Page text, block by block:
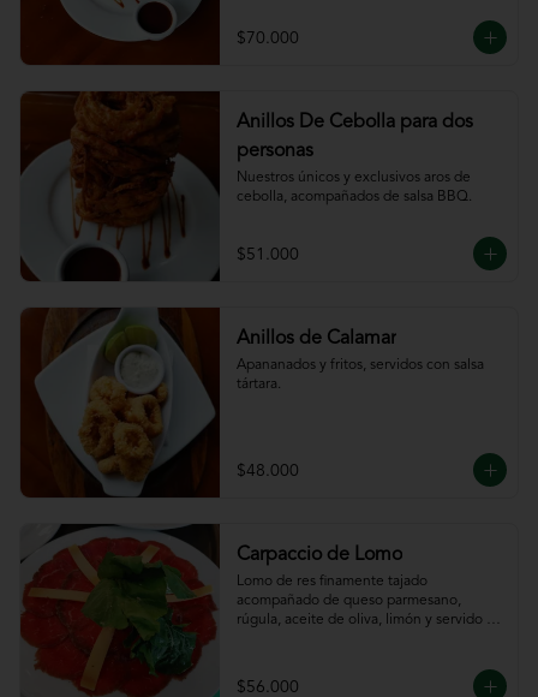
$70.000
Anillos De Cebolla para dos
personas
Nuestros únicos y exclusivos aros de
cebolla, acompañados de salsa BBQ.
$51.000
Anillos de Calamar
Apananados y fritos, servidos con salsa
tártara.
$48.000
Carpaccio de Lomo
Lomo de res finamente tajado
acompañado de queso parmesano,
rúgula, aceite de oliva, limón y servido
$56.000